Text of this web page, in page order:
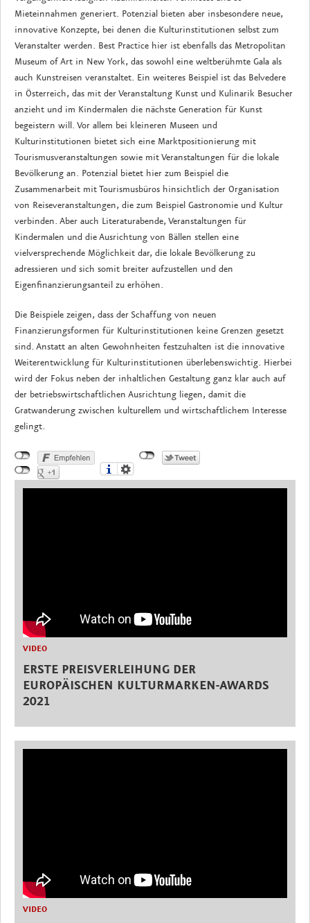
Mieteinnahmen generiert. Potenzial bieten aber insbesondere neue,
innovative Konzepte, bei denen die Kulturinstitutionen selbst zum
Veranstalter werden. Best Practice hier ist ebenfalls das Metropolitan
Museum of Art in New York, das sowohl eine weltberühmte Gala als
auch Kunstreisen veranstaltet. Ein weiteres Beispiel ist das Belvedere
in Österreich, das mit der Veranstaltung Kunst und Kulinarik Besucher
anzieht und im Kindermalen die nächste Generation für Kunst
begeistern will. Vor allem bei kleineren Museen und
Kulturinstitutionen bietet sich eine Marktpositionierung mit
Tourismusveranstaltungen sowie mit Veranstaltungen für die lokale
Bevölkerung an. Potenzial bietet hier zum Beispiel die
Zusammenarbeit mit Tourismusbüros hinsichtlich der Organisation
von Reiseveranstaltungen, die zum Beispiel Gastronomie und Kultur
verbinden. Aber auch Literaturabende, Veranstaltungen für
Kindermalen und die Ausrichtung von Bällen stellen eine
vielversprechende Möglichkeit dar, die lokale Bevölkerung zu
adressieren und sich somit breiter aufzustellen und den
Eigenfinanzierungsanteil zu erhöhen.
Die Beispiele zeigen, dass der Schaffung von neuen
Finanzierungsformen für Kulturinstitutionen keine Grenzen gesetzt
sind. Anstatt an alten Gewohnheiten festzuhalten ist die innovative
Weiterentwicklung für Kulturinstitutionen überlebenswichtig. Hierbei
wird der Fokus neben der inhaltlichen Gestaltung ganz klar auch auf
der betriebswirtschaftlichen Ausrichtung liegen, damit die
Gratwanderung zwischen kulturellem und wirtschaftlichem Interesse
gelingt.
VIDEO
ERSTE PREISVERLEIHUNG DER
EUROPÄISCHEN KULTURMARKEN-AWARDS
2021
VIDEO